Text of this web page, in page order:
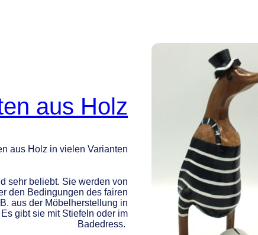
aus Holz
aus Holz in vielen Varianten
sehr beliebt. Sie werden von
den Bedingungen des fairen
aus der Möbelherstellung in
gibt sie mit Stiefeln oder im
Badedress.